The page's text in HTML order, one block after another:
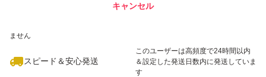
ません
スピード＆安心発送
このユーザーは高頻度で24時間以内
＆設定した発送日数内に発送していま
す
キャンセル